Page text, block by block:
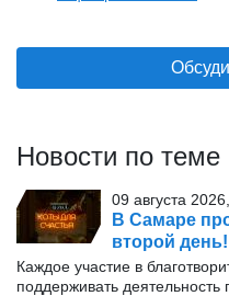
Новости по теме
09 августа
В Самаре
второй день!
Каждое участие в
поддерживать